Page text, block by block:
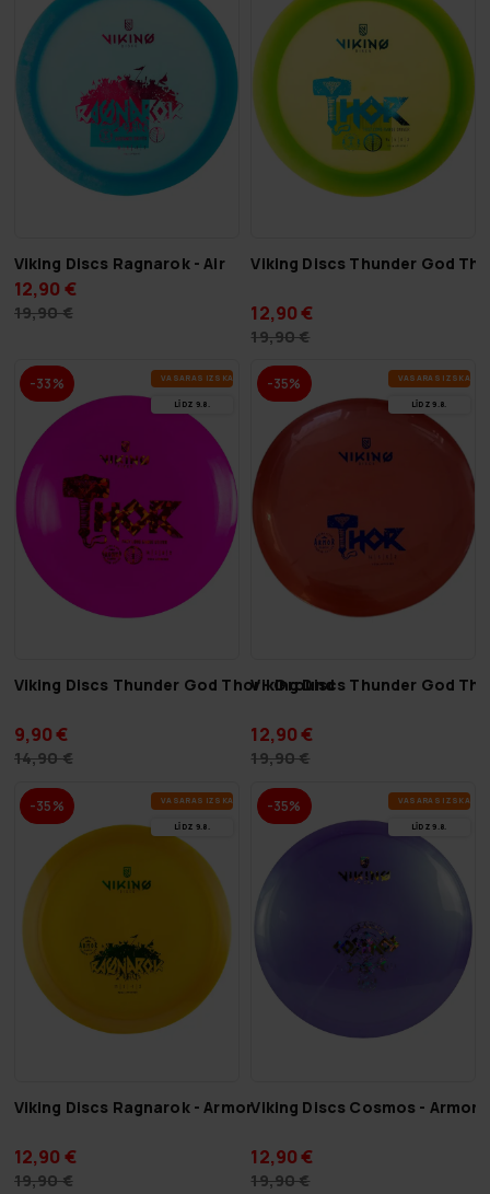
Viking Discs Ragnarok - Air
12,90 €
19,90 €
Viking Discs Thunder God
12,90 €
19,90 €
-33% VA­SA­RAS IZ­SKA­ŅA
LĪDZ 9.8.
Viking Discs Thunder God Thor - Ground
9,90 €
14,90 €
-35% VA­SA­RAS IZ­SKA­ŅA
LĪDZ 9.8.
Viking Discs Thunder God
12,90 €
19,90 €
-35% VA­SA­RAS IZ­SKA­ŅA
LĪDZ 9.8.
Viking Discs Ragnarok - Armor
12,90 €
19,90 €
-35% VA­SA­RAS IZ­SKA­ŅA
LĪDZ 9.8.
Viking Discs Cosmos - Armor
12,90 €
19,90 €